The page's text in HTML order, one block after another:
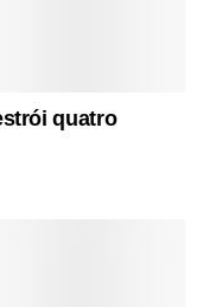
quatro